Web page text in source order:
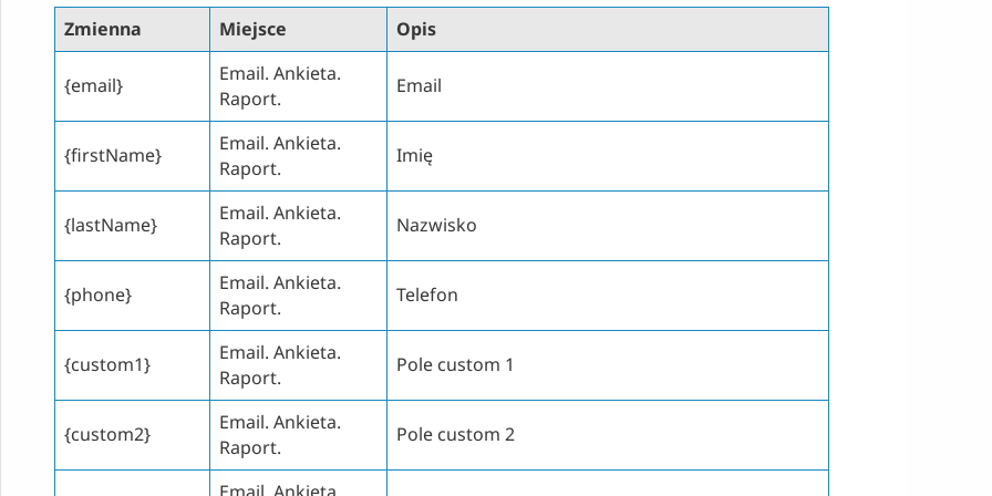
Zmienna Miejsce Opis
{email}
Email. Ankieta.
Raport.
Email
{firstName}
Email. Ankieta.
Raport.
Imię
{lastName}
Email. Ankieta.
Raport.
Nazwisko
{phone}
Email. Ankieta.
Raport.
Telefon
{custom1}
Email. Ankieta.
Raport.
Pole custom 1
{custom2}
Email. Ankieta.
Raport.
Pole custom 2